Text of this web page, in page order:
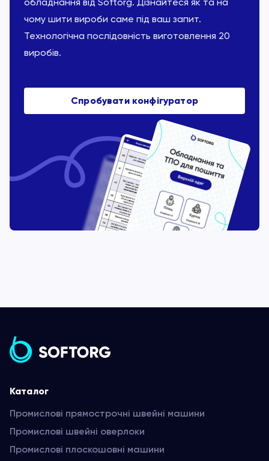
чому шити вироби саме під ваш запит.
Технологічна послідовність виготовлення 20
виробів.
Спробувати конфігуратор
Каталог
Промислові прямострочні швейні машини
Промислові швейні оверлоки
Промислові плоскошовні машини